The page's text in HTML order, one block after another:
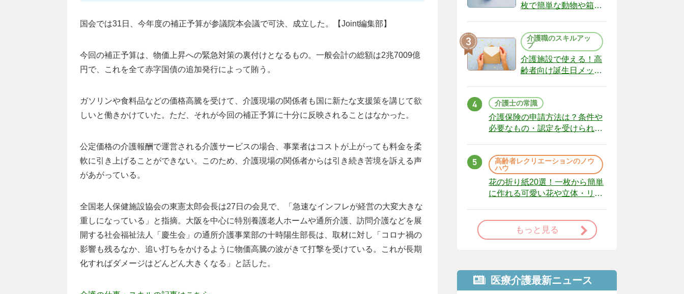
国会では31日、今年度の補正予算が参議院本会議で可決、成立した。【Joint編集部】
今回の補正予算は、物価上昇への緊急対策の裏付けとなるもの。一般会計の総額は2兆7009億
円で、これを全て赤字国債の追加発行によって賄う。
ガソリンや食料品などの価格高騰を受けて、介護現場の関係者も国に新たな支援策を講じて欲
しいと働きかけていた。ただ、それが今回の補正予算に十分に反映されることはなかった。
公定価格の介護報酬で運営される介護サービスの場合、事業者はコストが上がっても料金を柔
軟に引き上げることができない。このため、介護現場の関係者からは引き続き苦境を訴える声
があがっている。
全国老人保健施設協会の東憲太郎会長は27日の会見で、「急速なインフレが経営の大変大きな
重しになっている」と指摘。大阪を中心に特別養護老人ホームや通所介護、訪問介護などを展
開する社会福祉法人「慶生会」の通所介護事業部の十時陽生部長は、取材に対し「コロナ禍の
影響も残るなか、追い打ちをかけるように物価高騰の波がきて打撃を受けている。これが長期
化すればダメージはどんどん大きくなる」と話した。
枚で簡単な動物や箱、
介護職のスキルアッ
プ
介護施設で使える！高
齢者向け誕生日メッセ
介護士の常識
介護保険の申請方法は？条件や
必要なもの・認定を受けられな
高齢者レクリエーションのノウ
ハウ
花の折り紙20選！一枚から簡単
に作れる可愛い花や立体・リー
もっと見る
医療介護最新ニュース